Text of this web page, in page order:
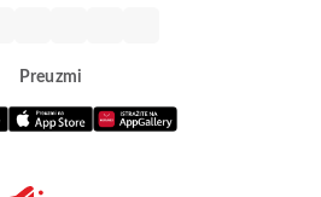
Preuzmi